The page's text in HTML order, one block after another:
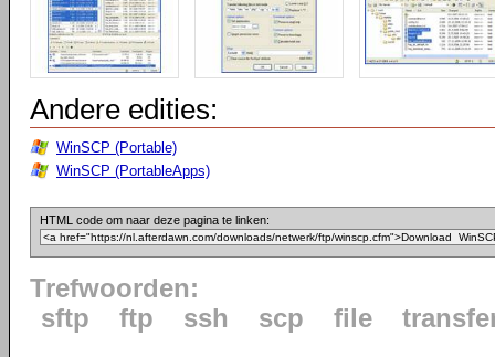
Andere edities:
WinSCP (Portable)
WinSCP (PortableApps)
HTML code om naar deze pagina te linken:
Trefwoorden:
sftp
ftp ssh scp file